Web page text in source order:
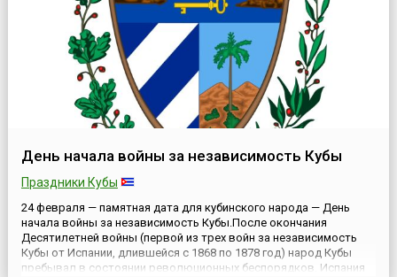
День начала войны за независимость Кубы
Праздники Кубы
24 февраля — памятная дата для кубинского народа — День
начала войны за независимость Кубы.После окончания
Десятилетней войны (первой из трех войн за независимость
Кубы от Испании, длившейся с 1868 по 1878 год) народ Кубы
пребывал в состоянии революционных беспорядков. Испания